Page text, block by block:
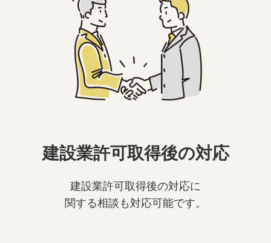
建設業許可取得後の対応
建設業許可取得後の対応に
関する相談も対応可能です。